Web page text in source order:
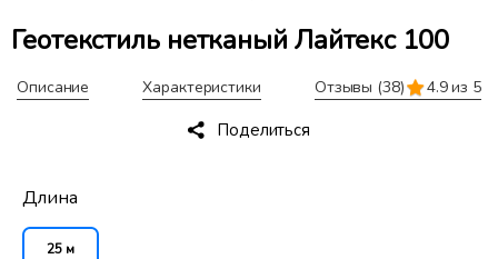
Геотекстиль нетканый Лайтекс 100
Описание Характеристики Отзывы (38) 4.9 из 5
Поделиться
Длина
25 м